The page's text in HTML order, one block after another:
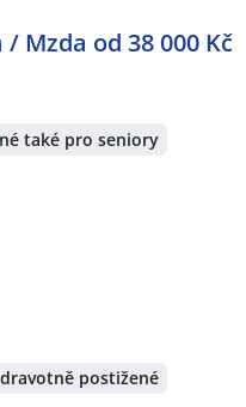
Mzda od 38 000 Kč
také pro seniory
postižené